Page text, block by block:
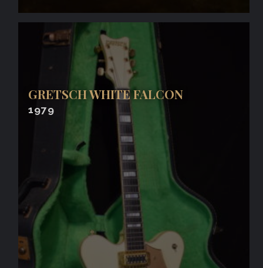
GRETSCH WHITE FALCON
1979